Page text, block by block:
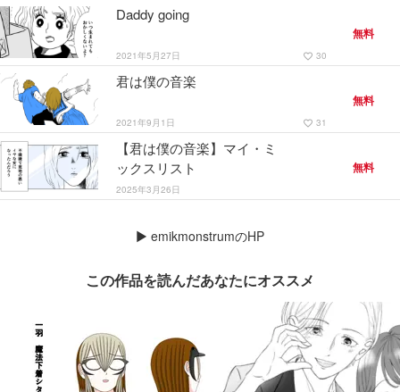
Daddy going
2021年5月27日 favorite_border 30
無料
君は僕の音楽
2021年9月1日 favorite_border 31
無料
【君は僕の音楽】マイ・ミ
ックスリスト
2025年3月26日
無料
▶ emikmonstrumのHP
この作品を読んだあなたにオススメ